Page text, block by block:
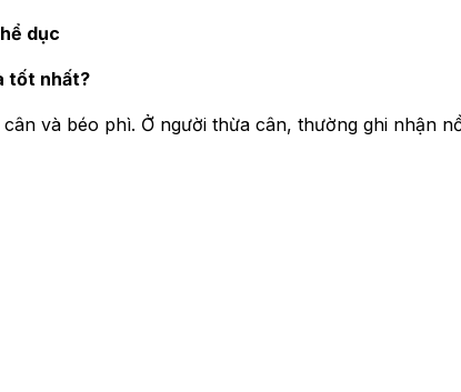
dục
tốt nhất?
và béo phì. Ở người thừa cân, thường ghi nhận